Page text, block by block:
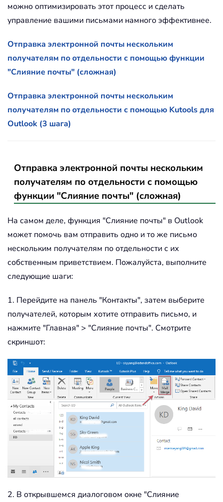
можно оптимизировать этот процесс и сделать
управление вашими письмами намного эффективнее.
Отправка электронной почты нескольким
получателям по отдельности с помощью функции
"Слияние почты" (сложная)
Отправка электронной почты нескольким
получателям по отдельности с помощью Kutools для
Outlook (3 шага)
Отправка электронной почты нескольким
получателям по отдельности с помощью
функции "Слияние почты" (сложная)
На самом деле, функция "Слияние почты" в Outlook
может помочь вам отправить одно и то же письмо
нескольким получателям по отдельности с их
собственным приветствием. Пожалуйста, выполните
следующие шаги:
1. Перейдите на панель "Контакты", затем выберите
получателей, которым хотите отправить письмо, и
нажмите "Главная" > "Слияние почты". Смотрите
скриншот:
2. В открывшемся диалоговом окне "Слияние